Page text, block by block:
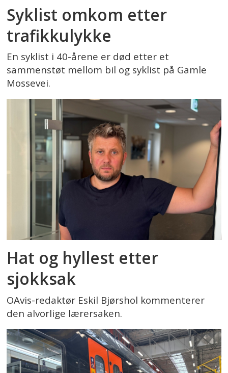
Syklist omkom etter
trafikkulykke
En syklist i 40-årene er død etter et
sammenstøt mellom bil og syklist på Gamle
Mossevei.
Hat og hyllest etter
sjokksak
OAvis-redaktør Eskil Bjørshol kommenterer
den alvorlige lærersaken.